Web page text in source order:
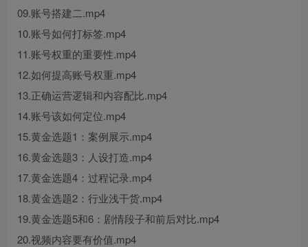
09.账号搭建二.mp4
10.账号如何打标签.mp4
11.账号权重的重要性.mp4
12.如何提高账号权重.mp4
13.正确运营逻辑和内容配比.mp4
14.账号该如何定位.mp4
15.黄金选题1：案例展示.mp4
16.黄金选题3：人设打造.mp4
17.黄金选题4：过程记录.mp4
18.黄金选题2：行业浅干货.mp4
19.黄金选题5和6：剧情段子和前后对比.mp4
20.视频内容要有价值.mp4